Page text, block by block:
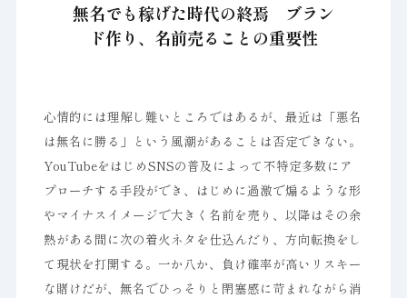
無名でも稼げた時代の終焉 ブラン
ド作り、名前売ることの重要性
心情的には理解し難いところではあるが、最近は「悪名
は無名に勝る」という風潮があることは否定できない。
YouTubeをはじめSNSの普及によって不特定多数にア
プローチする手段ができ、はじめに過激で煽るような形
やマイナスイメージで大きく名前を売り、以降はその余
熱がある間に次の着火ネタを仕込んだり、方向転換をし
て現状を打開する。一か八か、負け確率が高いリスキー
な賭けだが、無名でひっそりと閉塞感に苛まれながら消